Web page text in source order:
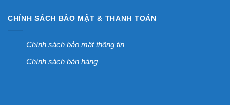
CHÍNH SÁCH BẢO MẬT & THANH TOÁN
Chính sách bảo mật thông tin
Chính sách bán hàng